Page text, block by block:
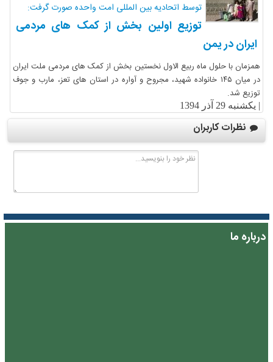
توسط اتحادیه بین المللی امت واحده صورت گرفت:
توزیع اولین بخش از کمک های مردمی
ایران در یمن
همزمان با حلول ماه ربیع الاول نخستین بخش از کمک های مردمی ملت ایران
در میان ۱۴۵ خانواده شهید، مجروح و آواره در استان های تعز، مارب و جوف
توزیع شد.
| یکشنبه 29 آذر 1394
نظرات کاربران
درباره ما